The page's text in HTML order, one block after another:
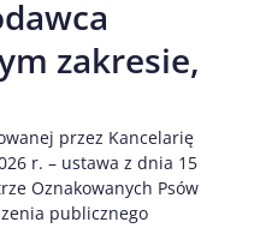
zakresie,
przez Kancelarię
r. – ustawa z dnia 15
Oznakowanych Psów
publicznego